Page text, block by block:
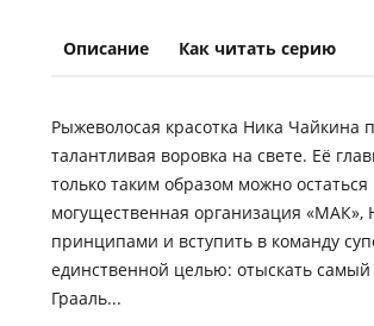
Описание Как читать серию
Рыжеволосая красотка Ника Чайкина
талантливая воровка на свете. Её
только таким образом можно
могущественная организация «МАК»,
принципами и вступить в команду
единственной целью: отыскать
Грааль...